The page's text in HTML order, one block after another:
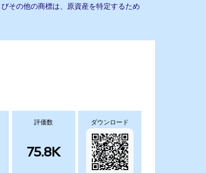
その他の商標は、原資産を特定するため
評価数
75.8K
ダウンロード